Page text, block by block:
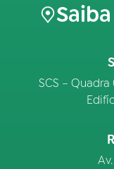
SCS –